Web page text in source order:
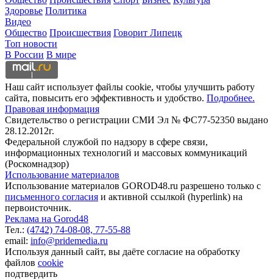
Здоровье Политика
Видео
Общество Происшествия Говорит Липецк
Топ новости
В России В мире
Наш сайт использует файлы cookie, чтобы улучшить работу
сайта, повысить его эффективность и удобство. Подробнее.
Правовая информация
Свидетельство о регистрации СМИ Эл № ФС77-52350 выдано
28.12.2012г.
Федеральной службой по надзору в сфере связи,
информационных технологий и массовых коммуникаций
(Роскомнадзор)
Использование материалов
Использование материалов GOROD48.ru разрешено только с
письменного согласия и активной ссылкой (hyperlink) на
первоисточник.
Реклама на Gorod48
Тел.: (4742) 74-08-08, 77-55-88
email: info@pridemedia.ru
Используя данный сайт, вы даёте согласие на обработку
файлов cookie
подтвердить